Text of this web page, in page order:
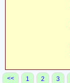
<< 1 2 3